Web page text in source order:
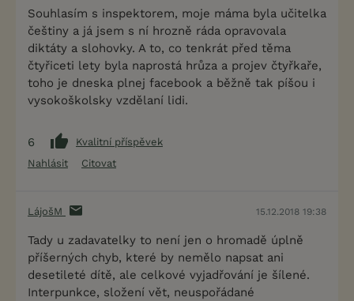
Souhlasím s inspektorem, moje máma byla učitelka
češtiny a já jsem s ní hrozně ráda opravovala
diktáty a slohovky. A to, co tenkrát před těma
čtyřiceti lety byla naprostá hrůza a projev čtyřkaře,
toho je dneska plnej facebook a běžně tak píšou i
vysokoškolsky vzdělaní lidi.
6
Kvalitní příspěvek
Nahlásit
Citovat
LájošM 15.12.2018 19:38
Tady u zadavatelky to není jen o hromadě úplně
příšerných chyb, které by nemělo napsat ani
desetileté dítě, ale celkové vyjadřování je šílené.
Interpunkce, složení vět, neuspořádané